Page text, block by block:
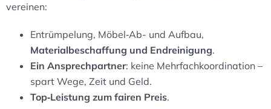
vereinen:
Entrümpelung, Möbel‑Ab- und Aufbau,
Materialbeschaffung und Endreinigung.
Ein Ansprechpartner: keine Mehrfachkoordination –
spart Wege, Zeit und Geld.
Top‑Leistung zum fairen Preis.